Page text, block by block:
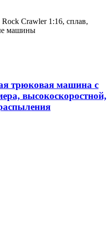
Crawler 1:16, сплав,
машины
трюковая машина с
высокоскоростной,